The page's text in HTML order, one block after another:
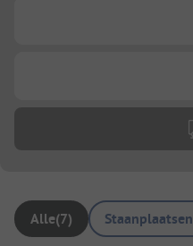
Alle(7) Staanplaatsen